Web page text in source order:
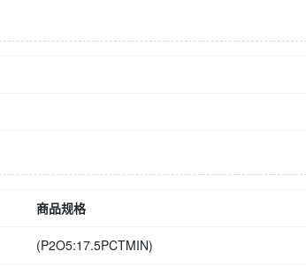
商品规格
(P2O5:17.5PCTMIN)